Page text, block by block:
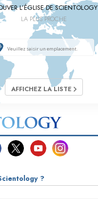
L’ÉGLISE DE SCIENTOLOGY
LA PLUS PROCHE
AFFICHEZ LA LISTE
?